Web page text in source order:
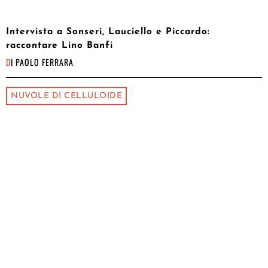
Intervista a Sonseri, Lauciello e Piccardo:
raccontare Lino Banfi
DI PAOLO FERRARA
NUVOLE DI CELLULOIDE